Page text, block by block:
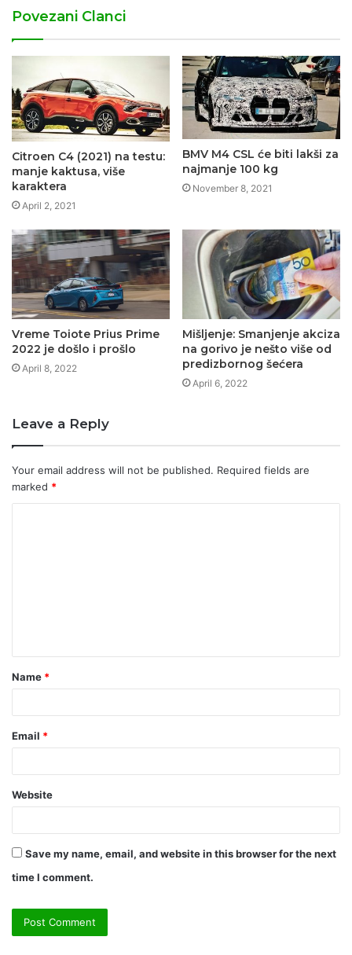
Povezani Clanci
Citroen C4 (2021) na testu:
manje kaktusa, više
karaktera
April 2, 2021
BMV M4 CSL će biti lakši za
najmanje 100 kg
November 8, 2021
Vreme Toiote Prius Prime
2022 je došlo i prošlo
April 8, 2022
Mišljenje: Smanjenje akciza
na gorivo je nešto više od
predizbornog šećera
April 6, 2022
Leave a Reply
Your email address will not be published. Required fields are
marked *
t
*
Name *
Email *
Website
Save my name, email, and website in this browser for the next
time I comment.